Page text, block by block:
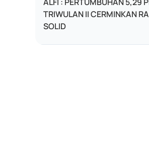
TRIWULAN II CERMINKAN
SOLID